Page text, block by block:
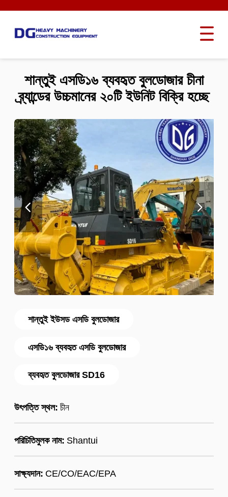
শান্তুই ইউসড এসডি বুলডোজার
এসডি১৬ ব্যবহৃত এসডি বুলডোজার
ব্যবহৃত বুলডোজার SD16
উৎপত্তি স্থল: চীন
পরিচিতিমুলক নাম: Shantui
সাক্ষ্যদান: CE/CO/EAC/EPA
শান্তুই এসডি১৬ ব্যবহৃত বুলডোজার চীনা
ব্র্যান্ডের উচ্চমানের ২০টি ইউনিট বিক্রি হচ্ছে